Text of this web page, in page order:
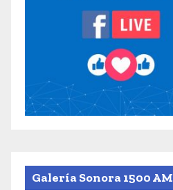
Galería Sonora 1500 AM